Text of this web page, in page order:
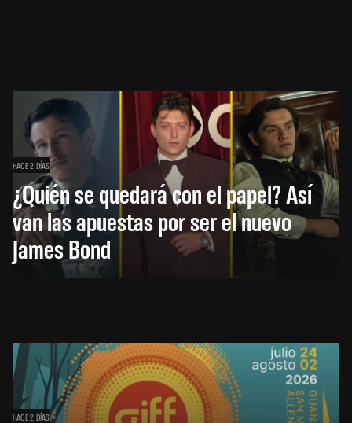
HACE 2 DÍAS
¿Quién se quedará con el papel? Así
van las apuestas por ser el nuevo
James Bond
HACE 2 DÍAS